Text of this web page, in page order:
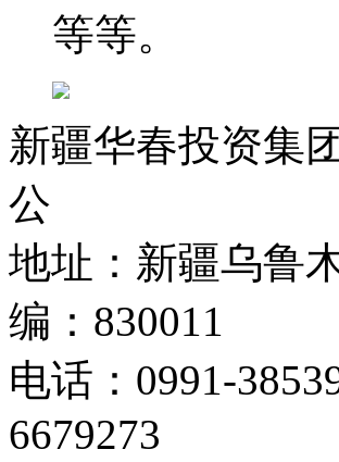
等等。
新疆华春投资集
公
地址：新疆乌鲁
编：830011
电话：0991-
6679273